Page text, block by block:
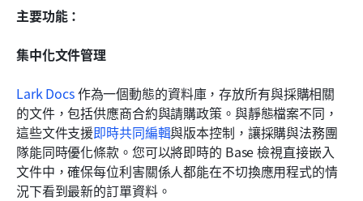
主要功能：
集中化文件管理
Lark Docs 作為一個動態的資料庫，存放所有與採購相關
的文件，包括供應商合約與請購政策。與靜態檔案不同，
這些文件支援即時共同編輯與版本控制，讓採購與法務團
隊能同時優化條款。您可以將即時的 Base 檢視直接嵌入
文件中，確保每位利害關係人都能在不切換應用程式的情
況下看到最新的訂單資料。